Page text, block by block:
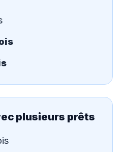
plusieurs prêts